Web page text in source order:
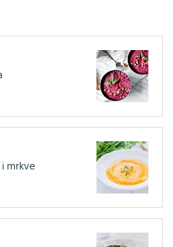
i mrkve